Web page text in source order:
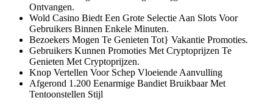
Ontvangen.
Wold Casino Biedt Een Grote Selectie Aan Slots Voor
Gebruikers Binnen Enkele Minuten.
Bezoekers Mogen Te Genieten Tot} Vakantie Promoties.
Gebruikers Kunnen Promoties Met Cryptoprijzen Te
Genieten Met Cryptoprijzen.
Knop Vertellen Voor Schep Vloeiende Aanvulling
Afgerond 1.200 Eenarmige Bandiet Bruikbaar Met
Tentoonstellen Stijl